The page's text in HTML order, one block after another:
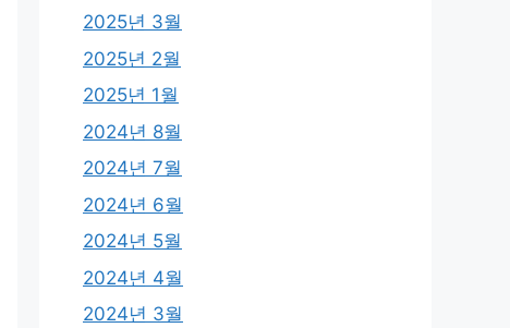
2025년 3월
2025년 2월
2025년 1월
2024년 8월
2024년 7월
2024년 6월
2024년 5월
2024년 4월
2024년 3월